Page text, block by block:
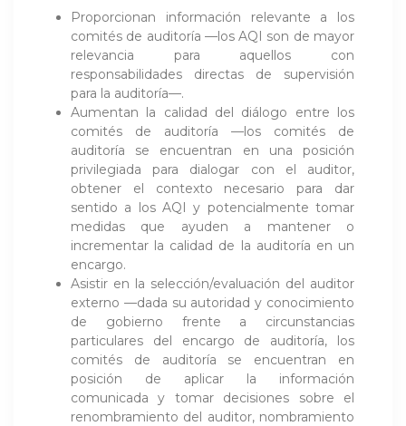
Proporcionan información relevante a los
comités de auditoría —los AQI son de mayor
relevancia para aquellos con
responsabilidades directas de supervisión
para la auditoría—.
Aumentan la calidad del diálogo entre los
comités de auditoría —los comités de
auditoría se encuentran en una posición
privilegiada para dialogar con el auditor,
obtener el contexto necesario para dar
sentido a los AQI y potencialmente tomar
medidas que ayuden a mantener o
incrementar la calidad de la auditoría en un
encargo.
Asistir en la selección/evaluación del auditor
externo —dada su autoridad y conocimiento
de gobierno frente a circunstancias
particulares del encargo de auditoría, los
comités de auditoría se encuentran en
posición de aplicar la información
comunicada y tomar decisiones sobre el
renombramiento del auditor, nombramiento